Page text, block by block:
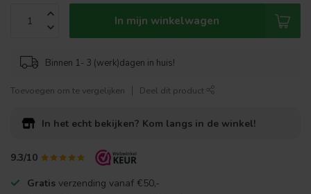
In mijn winkelwagen
Binnen 1- 3 (werk)dagen in huis!
Toevoegen om te vergelijken Deel dit product
In het echt bekijken? Kom langs in de winkel!
9.3/10
Gratis verzending vanaf €50,-